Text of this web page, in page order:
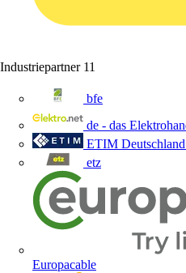
Industriepartner 11
bfe
de - das
ETIM
etz
Europacable